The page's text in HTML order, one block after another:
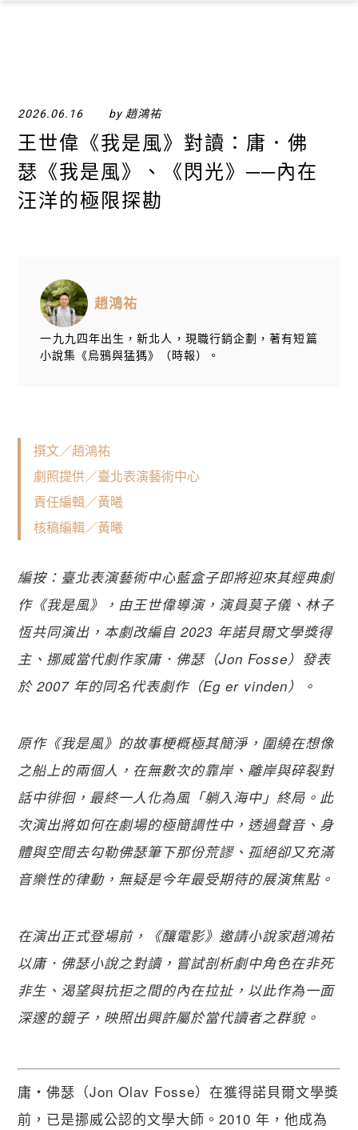
2026.06.16 by 趙鴻祐
王世偉《我是風》對讀：庸．佛
瑟《我是風》、《閃光》──內在
汪洋的極限探勘
趙鴻祐
一九九四年出生，新北人，現職行銷企劃，著有短篇
小說集《烏鴉與猛獁》（時報）。
撰文／趙鴻祐
劇照提供／臺北表演藝術中心
責任編輯／黃曦
核稿編輯／黃曦
編按：臺北表演藝術中心藍盒子即將迎來其經典劇
作《我是風》，由王世偉導演，演員莫子儀、林子
恆共同演出，本劇改編自 2023 年諾貝爾文學獎得
主、挪威當代劇作家庸．佛瑟（Jon Fosse）發表
於 2007 年的同名代表劇作（Eg er vinden）。
原作《我是風》的故事梗概極其簡淨，圍繞在想像
之船上的兩個人，在無數次的靠岸、離岸與碎裂對
話中徘徊，最終一人化為風「躺入海中」終局。此
次演出將如何在劇場的極簡調性中，透過聲音、身
體與空間去勾勒佛瑟筆下那份荒謬、孤絕卻又充滿
音樂性的律動，無疑是今年最受期待的展演焦點。
在演出正式登場前，《釀電影》邀請小說家趙鴻祐
以庸．佛瑟小說之對讀，嘗試剖析劇中角色在非死
非生、渴望與抗拒之間的內在拉扯，以此作為一面
深邃的鏡子，映照出興許屬於當代讀者之群貌。
庸・佛瑟（Jon Olav Fosse）在獲得諾貝爾文學獎
前，已是挪威公認的文學大師。2010 年，他成為